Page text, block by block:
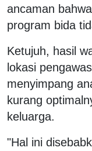
ancaman
program bida
Ketujuh, hasil
lokasi
menyimpang
kurang
keluarga.
"Hal ini